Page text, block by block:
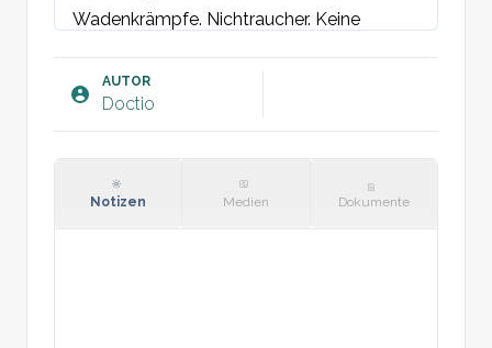
Wadenkrämpfe. Nichtraucher. Keine
Keine vorangegangene tiefe
Venenthrombose. Keine familiäre
Allgemeinzustand: Weder akut noch
AUTOR
Doctio
Notizen Medien Dokumente